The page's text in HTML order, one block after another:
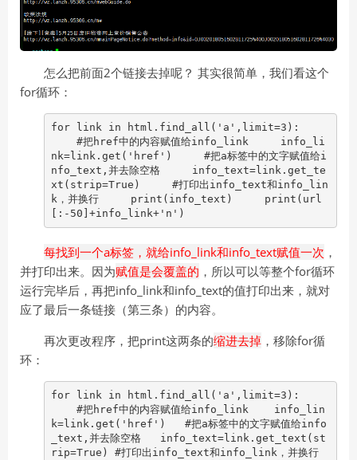
怎么把前面2个链接去掉呢？ 其实很简单，我们看这个
for循环：
for link in html.find_all('a',limit=3):
#把href中的内容赋值给info_link info_li
nk=link.get('href') #把a标签中的文字赋值给i
nfo_text,并去除空格 info_text=link.get_te
xt(strip=True) #打印出info_text和info_lin
k，并换行 print(info_text) print(url
[:-50]+info_link+'n')
每找到一个a标签，就给info_link和info_text赋值一次 ，
并打印出来。因为赋值是会覆盖的 ，所以可以等整个for循环
运行完毕后，再把info_link和info_text的值打印出来，就对
应了最后一条链接（第三条）的内容。
再次更改程序，把print这两条的缩进去掉 ，移除for循
环：
for link in html.find_all('a',limit=3):
#把href中的内容赋值给info_link info_lin
k=link.get('href') #把a标签中的文字赋值给info
_text,并去除空格 info_text=link.get_text(st
rip=True) #打印出info_text和info_link，并换行